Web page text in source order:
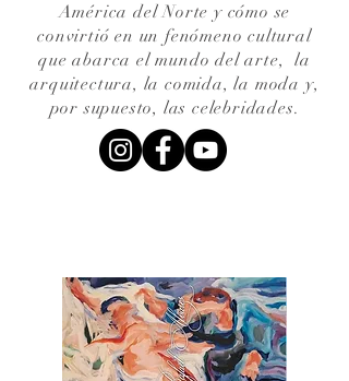
América del Norte y cómo se
convirtió en un fenómeno cultural
que abarca el mundo del arte,la
arquitectura, la comida, la moda y,
por supuesto, las celebridades.